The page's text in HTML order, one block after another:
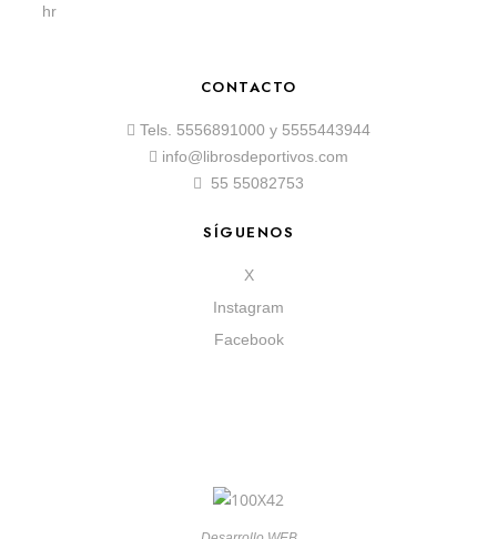
hr
CONTACTO
Tels. 5556891000 y 5555443944
info@librosdeportivos.com
55 55082753
SÍGUENOS
X
Instagram
Facebook